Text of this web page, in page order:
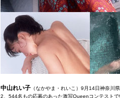
中山れい子 （なかやま・れいこ）9月14日神奈川
2、544名もの応募のあった激写Queenコンテスト